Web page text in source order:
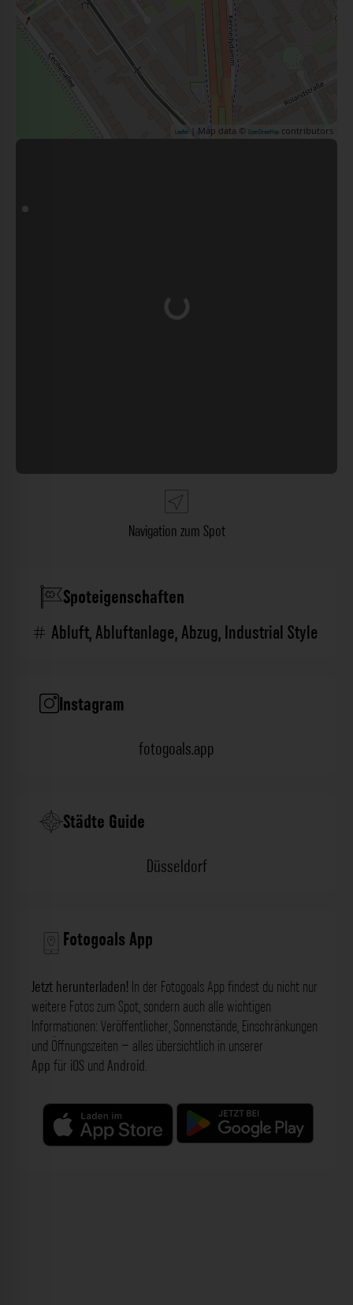
Leaflet | Map data © OpenStreetMap contributors
Wird geladen …
Navigation zum Spot
Spoteigenschaften
Abluft,Abluftanlage,Abzug,Industrial Style
Instagram
fotogoals.app
Städte Guide
Düsseldorf
Fotogoals App
Jetzt herunterladen! In der Fotogoals App findest du nicht nur
weitere Fotos zum Spot, sondern auch alle wichtigen
Informationen: Veröffentlicher, Sonnenstände, Einschränkungen
und Öffnungszeiten – alles übersichtlich in unserer
App für iOS und Android.